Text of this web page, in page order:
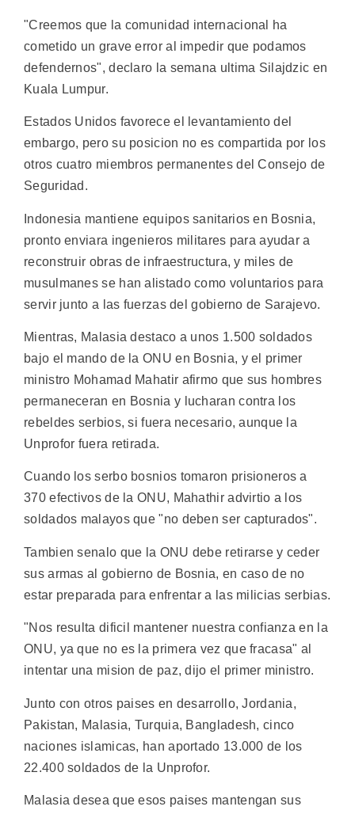
"Creemos que la comunidad internacional ha
cometido un grave error al impedir que podamos
defendernos", declaro la semana ultima Silajdzic en
Kuala Lumpur.
Estados Unidos favorece el levantamiento del
embargo, pero su posicion no es compartida por los
otros cuatro miembros permanentes del Consejo de
Seguridad.
Indonesia mantiene equipos sanitarios en Bosnia,
pronto enviara ingenieros militares para ayudar a
reconstruir obras de infraestructura, y miles de
musulmanes se han alistado como voluntarios para
servir junto a las fuerzas del gobierno de Sarajevo.
Mientras, Malasia destaco a unos 1.500 soldados
bajo el mando de la ONU en Bosnia, y el primer
ministro Mohamad Mahatir afirmo que sus hombres
permaneceran en Bosnia y lucharan contra los
rebeldes serbios, si fuera necesario, aunque la
Unprofor fuera retirada.
Cuando los serbo bosnios tomaron prisioneros a
370 efectivos de la ONU, Mahathir advirtio a los
soldados malayos que "no deben ser capturados".
Tambien senalo que la ONU debe retirarse y ceder
sus armas al gobierno de Bosnia, en caso de no
estar preparada para enfrentar a las milicias serbias.
"Nos resulta dificil mantener nuestra confianza en la
ONU, ya que no es la primera vez que fracasa" al
intentar una mision de paz, dijo el primer ministro.
Junto con otros paises en desarrollo, Jordania,
Pakistan, Malasia, Turquia, Bangladesh, cinco
naciones islamicas, han aportado 13.000 de los
22.400 soldados de la Unprofor.
Malasia desea que esos paises mantengan sus